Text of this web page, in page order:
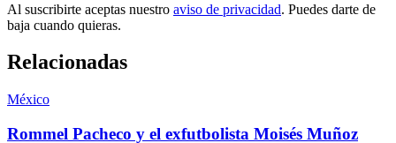
Al suscribirte aceptas nuestro aviso de privacidad. Puedes darte de
baja cuando quieras.
Relacionadas
México
Rommel Pacheco y el exfutbolista Moisés Muñoz